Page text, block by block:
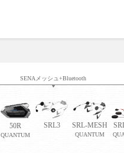
SENAメッシュ+Bluetooth
50R
QUANTUM
SRL3 SRL-MESH
QUANTUM